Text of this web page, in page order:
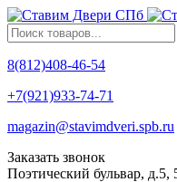
8(812)408-46-54
+7(921)933-74-71
magazin@stavimdveri.spb.ru
Заказать звонок
Поэтический бульвар,